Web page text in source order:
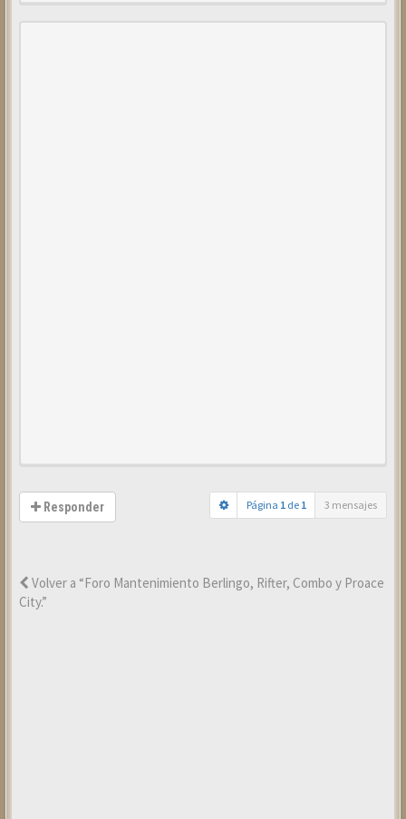
Responder Página 1 de 1 3 mensajes
Volver a “Foro Mantenimiento Berlingo, Rifter, Combo y Proace
City.”